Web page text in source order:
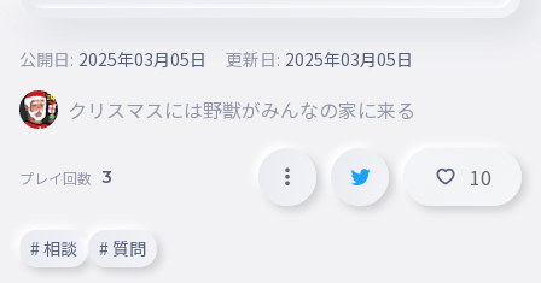
クリスマスには野獣がみんなの家に来る
公開日: 2025年03月05日 更新日: 2025年03月05日
プレイ回数 3 10
# 相談 # 質問